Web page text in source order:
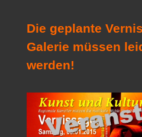
Die geplante
Galerie müssen
werden!